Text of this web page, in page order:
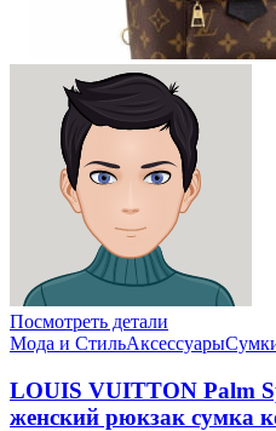
Посмотреть детали
Мода и СтильАксессуары
LOUIS VUITTON Palm
женский рюкзак сумка